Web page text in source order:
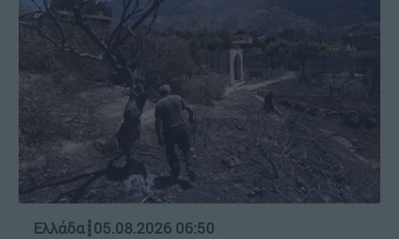
Ελλάδα┋05.08.2026 06:50